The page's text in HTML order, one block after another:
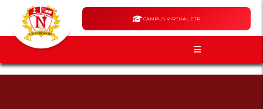
CAMPUS VIRTUAL ETR